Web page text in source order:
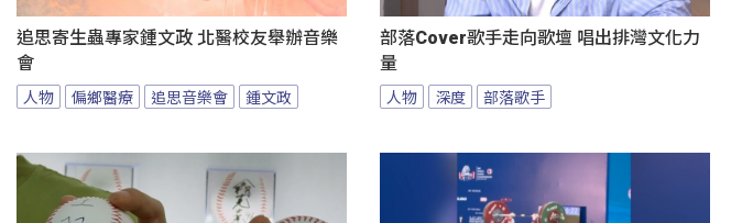
追思寄生蟲專家鍾文政 北醫校友舉辦音樂
會
人物 偏鄉醫療 追思音樂會 鍾文政
部落Cover歌手走向歌壇 唱出排灣文化力
量
人物 深度 部落歌手